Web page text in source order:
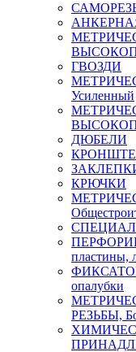
ГВОЗДИ
Усиленный
ДЮБЕЛИ
КРЮЧКИ
пластины,
опалубки
РЕЗЬБЫ,